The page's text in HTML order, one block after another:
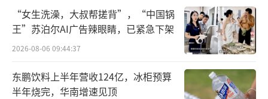
“女生洗澡，大叔帮搓背”，“中国锅
王”苏泊尔AI广告辣眼睛，已紧急下架
2026-08-06 09:44:37
东鹏饮料上半年营收124亿，冰柜预算
半年烧完，华南增速见顶